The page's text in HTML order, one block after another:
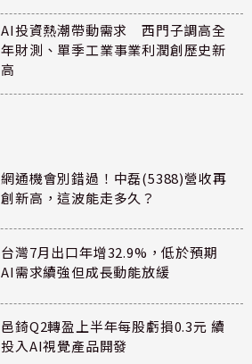
AI投資熱潮帶動需求 西門子調高全
年財測、單季工業事業利潤創歷史新
高
網通機會別錯過！中磊(5388)營收再
創新高，這波能走多久？
台灣7月出口年增32.9%，低於預期
AI需求續強但成長動能放緩
邑錡Q2轉盈上半年每股虧損0.3元 續
投入AI視覺產品開發